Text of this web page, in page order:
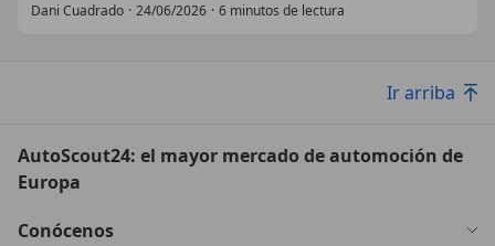
Dani Cuadrado · 24/06/2026 · 6 minutos de lectura
Ir arriba
AutoScout24: el mayor mercado de automoción de
Europa
Conócenos